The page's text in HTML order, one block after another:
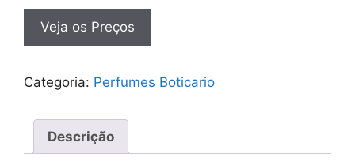
Veja os Preços
Categoria: Perfumes Boticario
Descrição